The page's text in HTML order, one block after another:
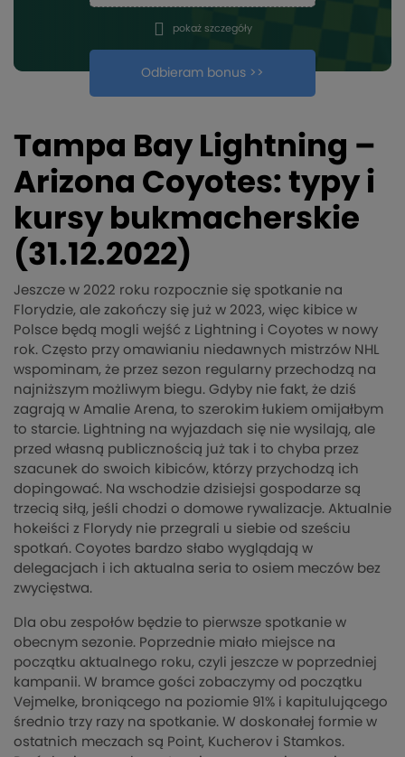
Odbieram bonus >>
pokaż szczegóły
Tampa Bay Lightning –
Arizona Coyotes: typy i
kursy bukmacherskie
(31.12.2022)
Jeszcze w 2022 roku rozpocznie się spotkanie na
Florydzie, ale zakończy się już w 2023, więc kibice w
Polsce będą mogli wejść z Lightning i Coyotes w nowy
rok. Często przy omawianiu niedawnych mistrzów NHL
wspominam, że przez sezon regularny przechodzą na
najniższym możliwym biegu. Gdyby nie fakt, że dziś
zagrają w Amalie Arena, to szerokim łukiem omijałbym
to starcie. Lightning na wyjazdach się nie wysilają, ale
przed własną publicznością już tak i to chyba przez
szacunek do swoich kibiców, którzy przychodzą ich
dopingować. Na wschodzie dzisiejsi gospodarze są
trzecią siłą, jeśli chodzi o domowe rywalizacje. Aktualnie
hokeiści z Florydy nie przegrali u siebie od sześciu
spotkań. Coyotes bardzo słabo wyglądają w
delegacjach i ich aktualna seria to osiem meczów bez
zwycięstwa.
Dla obu zespołów będzie to pierwsze spotkanie w
obecnym sezonie. Poprzednie miało miejsce na
początku aktualnego roku, czyli jeszcze w poprzedniej
kampanii. W bramce gości zobaczymy od początku
Vejmelke, broniącego na poziomie 91% i kapitulującego
średnio trzy razy na spotkanie. W doskonałej formie w
ostatnich meczach są Point, Kucherov i Stamkos.